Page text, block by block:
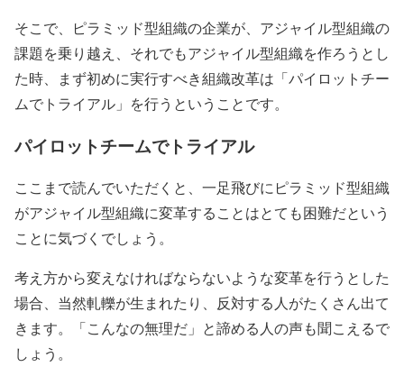
そこで、ピラミッド型組織の企業が、アジャイル型組織の
課題を乗り越え、それでもアジャイル型組織を作ろうとし
た時、まず初めに実行すべき組織改革は「パイロットチー
ムでトライアル」を行うということです。
パイロットチームでトライアル
ここまで読んでいただくと、一足飛びにピラミッド型組織
がアジャイル型組織に変革することはとても困難だという
ことに気づくでしょう。
考え方から変えなければならないような変革を行うとした
場合、当然軋轢が生まれたり、反対する人がたくさん出て
きます。「こんなの無理だ」と諦める人の声も聞こえるで
しょう。